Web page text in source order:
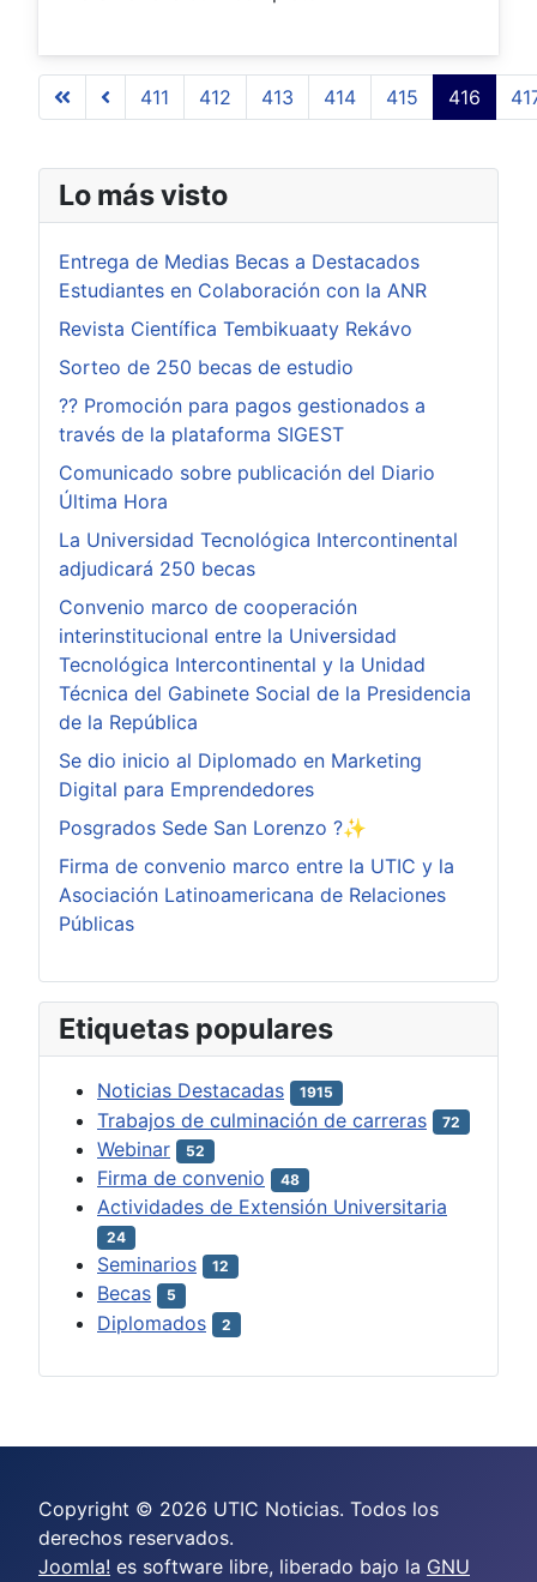
Página 416 de 509
411 412 413 414 415 416
Lo más visto
Entrega de Medias Becas a Destacados
Estudiantes en Colaboración con la ANR
Revista Científica Tembikuaaty Rekávo
Sorteo de 250 becas de estudio
?? Promoción para pagos gestionados a
través de la plataforma SIGEST
Comunicado sobre publicación del Diario
Última Hora
La Universidad Tecnológica Intercontinental
adjudicará 250 becas
Convenio marco de cooperación
interinstitucional entre la Universidad
Tecnológica Intercontinental y la Unidad
Técnica del Gabinete Social de la Presidencia
de la República
Se dio inicio al Diplomado en Marketing
Digital para Emprendedores
Posgrados Sede San Lorenzo ?✨
Firma de convenio marco entre la UTIC y la
Asociación Latinoamericana de Relaciones
Públicas
Etiquetas populares
Noticias Destacadas 1915
Trabajos de culminación de carreras 72
Webinar 52
Firma de convenio 48
Actividades de Extensión Universitaria
24
Seminarios 12
Becas 5
Diplomados 2
Copyright © 2026 UTIC Noticias. Todos los
derechos reservados.
Joomla! es software libre, liberado bajo la GNU